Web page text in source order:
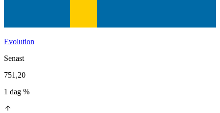
Evolution
Senast
751,20
1 dag %